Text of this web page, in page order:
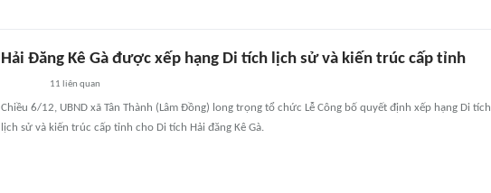
Hải Đăng Kê Gà được xếp hạng Di tích lịch sử và kiến trúc cấp tỉnh
11 liên quan
Chiều 6/12, UBND xã Tân Thành (Lâm Đồng) long trọng tổ chức Lễ Công bố quyết định xếp hạng Di tích
lịch sử và kiến trúc cấp tỉnh cho Di tích Hải đăng Kê Gà.